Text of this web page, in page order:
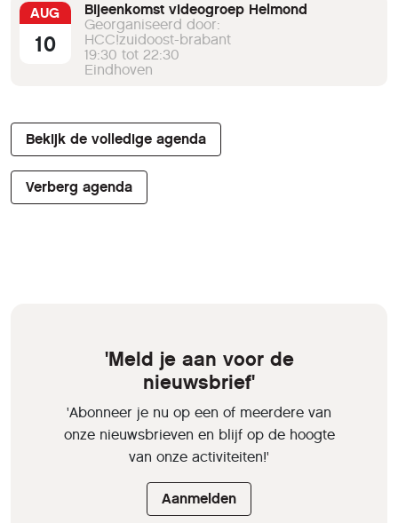
AUG
10
Bijeenkomst videogroep Helmond
Georganiseerd door:
HCC!zuidoost-brabant
19:30 tot 22:30
Eindhoven
Bekijk de volledige agenda
Verberg agenda
'Meld je aan voor de
nieuwsbrief'
'Abonneer je nu op een of meerdere van
onze nieuwsbrieven en blijf op de hoogte
van onze activiteiten!'
Aanmelden